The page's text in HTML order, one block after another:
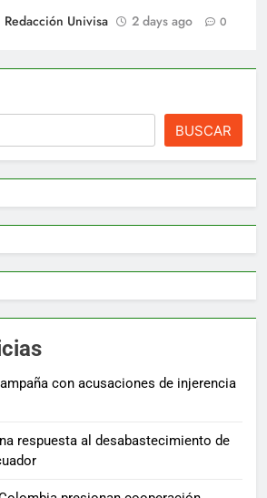
Redacción Univisa
2 days ago 0
BUSCAR
con acusaciones de injerencia
respuesta al desabastecimiento de